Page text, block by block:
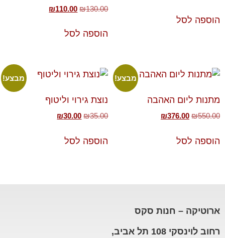
הוספה לסל
₪130.00
₪110.00
הוספה לסל
מבצע!
מתנות ליום האהבה
₪550.00
₪376.00
הוספה לסל
מבצע!
נוצת גירוי וליטוף
₪35.00
₪30.00
הוספה לסל
ארוטיקה – חנות סקס
רחוב לוינסקי 108 תל אביב,